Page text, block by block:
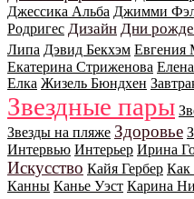
Джессика Альба Джимми
Родригес Дизайн Дни
Липа Дэвид Бекхэм Евгения
Екатерина Стриженова
Елка Жизель Бюндхен
Звездные пары
Звезды на пляже Здоровье
Интервью Интерьер Ирина
Искусство Кайя Гербер Как
Канны Канье Уэст Карина